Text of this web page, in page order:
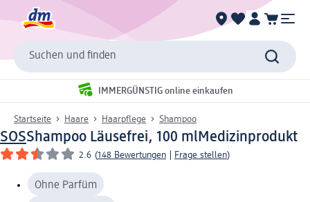
Suchen und finden
IMMERGÜNSTIG online einkaufen
Startseite Haare Haarpflege Shampoo
SOSShampoo Läusefrei, 100 mlMedizinprodukt
2.6 (148 Bewertungen Frage stellen)
Ohne Parfüm